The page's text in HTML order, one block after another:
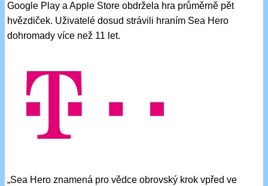
Google Play a Apple Store obdržela hra průměrně pět
hvězdiček. Uživatelé dosud strávili hraním Sea Hero
dohromady více než 11 let.
„Sea Hero znamená pro vědce obrovský krok vpřed ve